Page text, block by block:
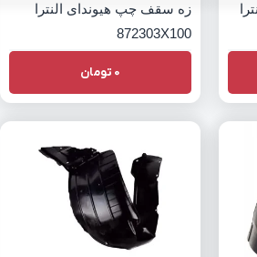
زه سقف چپ هیوندای النترا
872303X100
0 تومان